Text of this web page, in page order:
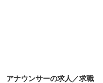
アナウンサーの求人／求職